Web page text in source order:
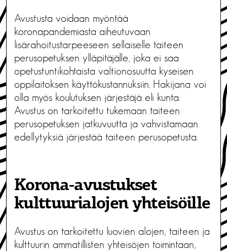
Avustusta voidaan myöntää
koronapandemiasta aiheutuvaan
lisärahoitustarpeeseen sellaiselle taiteen
perusopetuksen ylläpitäjälle, joka ei saa
opetustuntikohtaista valtionosuutta kyseisen
oppilaitoksen käyttökustannuksiin. Hakijana voi
olla myös koulutuksen järjestäjä eli kunta.
Avustus on tarkoitettu tukemaan taiteen
perusopetuksen jatkuvuutta ja vahvistamaan
edellytyksiä järjestää taiteen perusopetusta.
Korona-avustukset
kulttuurialojen yhteisöille
Avustus on tarkoitettu luovien alojen, taiteen ja
kulttuurin ammatillisten yhteisöjen toimintaan,